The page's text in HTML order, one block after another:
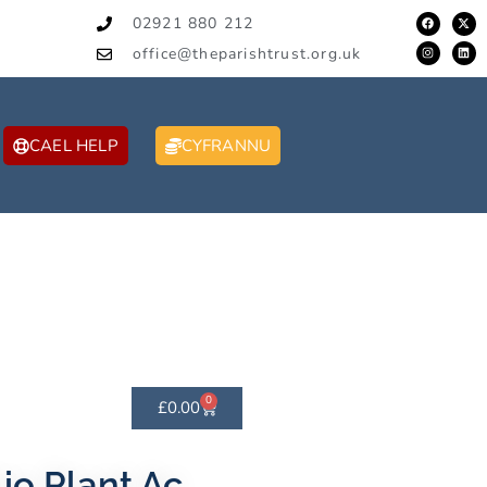
02921 880 212
office@theparishtrust.org.uk
CAEL HELP CYFRANNU
£0.00 0